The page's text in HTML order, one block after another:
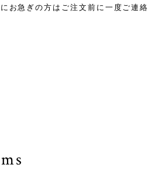
お急ぎの方はご注文前に一度ご連絡